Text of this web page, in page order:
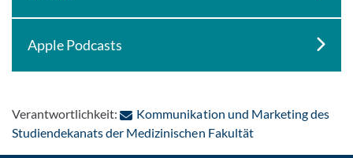
Apple Podcasts
Verantwortlichkeit:
Kommunikation und Marketing des
Studiendekanats der Medizinischen Fakultät: Per E-Mail